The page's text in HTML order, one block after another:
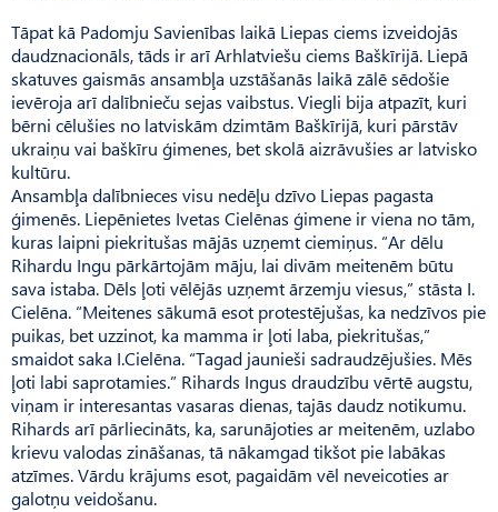
Tāpat kā Padomju Savienības laikā Liepas ciems izveidojās
daudznacionāls, tāds ir arī Arhlat­viešu ciems Baškīrijā. Liepā
skatuves gaismās ansambļa uzstāšanās laikā zālē sēdošie
ievēroja arī dalībnieču sejas vaibstus. Viegli bija atpazīt, kuri
bērni cēlušies no latviskām dzimtām Baškīrijā, kuri pārstāv
ukraiņu vai baškīru ģimenes, bet skolā aizrāvušies ar latvisko
kultūru.
Ansambļa dalībnieces visu nedēļu dzīvo Liepas pagasta
ģimenēs. Liepēnietes Ivetas Cielēnas ģimene ir viena no tām,
kuras laipni piekritušas mājās uzņemt ciemiņus. “Ar dēlu
Rihardu Ingu pārkārtojām māju, lai divām meitenēm būtu
sava istaba. Dēls ļoti vēlējās uzņemt ārzemju viesus,” stāsta I.
Cielēna. “Meitenes sākumā esot protestējušas, ka nedzīvos pie
puikas, bet uzzinot, ka mamma ir ļoti laba, piekritušas,”
smaidot saka I.Cielēna. “Tagad jaunieši sadraudzējušies. Mēs
ļoti labi saprotamies.” Rihards Ingus draudzību vērtē augstu,
viņam ir interesantas vasaras dienas, tajās daudz notikumu.
Rihards arī pārliecināts, ka, sarunājoties ar meitenēm, uzlabo
krievu valodas zināšanas, tā nākamgad tikšot pie labākas
atzīmes. Vārdu krājums esot, pagaidām vēl neveicoties ar
galotņu veidošanu.